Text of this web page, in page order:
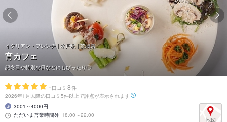
イタリアン・フレンチ | 水戸駅 | 茨城県
宵カフェ
記念日や特別な日などにもぴったり〇
- 口コミ 8件
2026年1月以降の口コミ5件以上で評点が表示されます
3001～4000円
ただいま営業時間外 18:00～22:00